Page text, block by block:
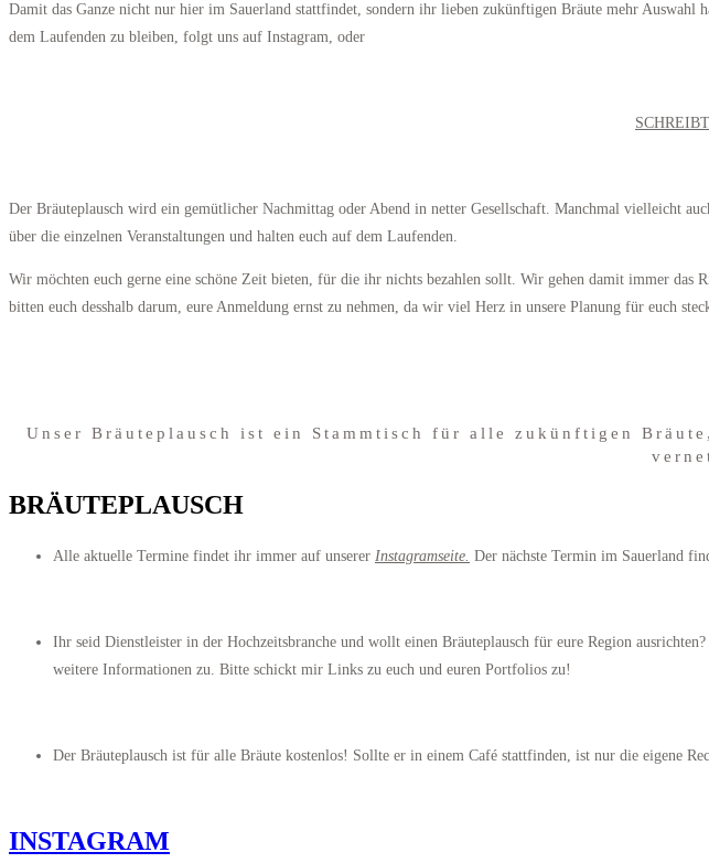
Damit das Ganze nicht nur hier im Sauerland stattfindet, sondern ihr lieben zukünftigen Bräute mehr
dem Laufenden zu bleiben, folgt uns auf Instagram, oder
Der Bräuteplausch wird ein gemütlicher Nachmittag oder Abend in netter Gesellschaft. Manchmal vielleicht
über die einzelnen Veranstaltungen und halten euch auf dem Laufenden.
Wir möchten euch gerne eine schöne Zeit bieten, für die ihr nichts bezahlen sollt. Wir gehen damit immer
bitten euch desshalb darum, eure Anmeldung ernst zu nehmen, da wir viel Herz in unsere Planung für euch
Unser Bräuteplausch ist ein Stammtisch für alle zukünftigen
BRÄUTEPLAUSCH
Alle aktuelle Termine findet ihr immer auf unserer Instagramseite. Der nächste Termin im Sauerland
Ihr seid Dienstleister in der Hochzeitsbranche und wollt einen Bräuteplausch für eure Region
weitere Informationen zu. Bitte schickt mir Links zu euch und euren Portfolios zu!
Der Bräuteplausch ist für alle Bräute kostenlos! Sollte er in einem Café stattfinden, ist nur die eigene
INSTAGRAM